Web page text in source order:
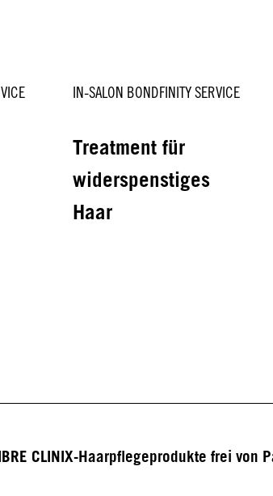
IN-SALON BONDFINITY SERVICE
Treatment für
widerspenstiges
Haar
CLINIX-Haarpflegeprodukte frei von